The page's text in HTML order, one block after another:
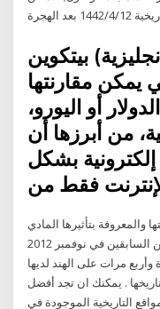
4‏‏/1442 بعد الهجرة
بيتكوين (بالإنجليزية: Bitcoin)‏ هي عملة
يمكن مقارنتها
أو اليورو،
من أبرزها أن
بشكل
فقط من
والمعروفة بتأثيرها المادي
على السعر. في السنة التي تلت النصفين السابقين في نوفمبر 2012
ارتفعت البيتكوين بنحو 80 مرة وأربع مرات على الهند لديها
. يمكنك ان تجد أفضل
التاريخية الموجودة في